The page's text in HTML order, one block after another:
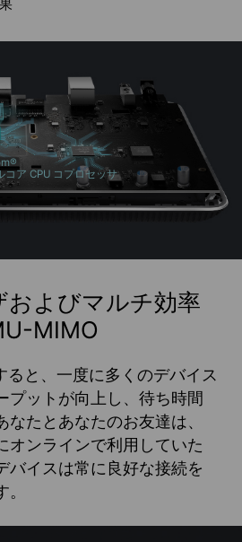
コア CPU コプロセッサ
およびマルチ効率
MIMO
と、一度に多くのデバイス
プットが向上し、待ち時間
なたとあなたのお友達は、
オンラインで利用していた
バイスは常に良好な接続を